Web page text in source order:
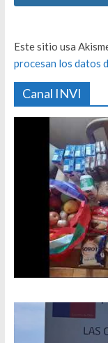
Este sitio usa
procesan los datos
Canal INVI